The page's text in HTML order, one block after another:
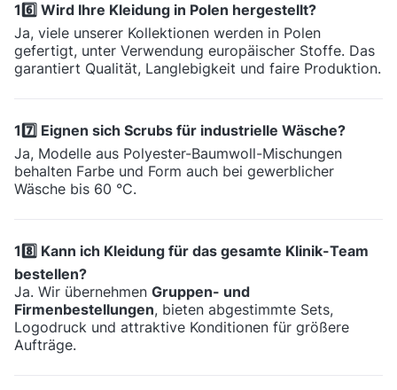
16️⃣ Wird Ihre Kleidung in Polen hergestellt?
Ja, viele unserer Kollektionen werden in Polen
gefertigt, unter Verwendung europäischer Stoffe. Das
garantiert Qualität, Langlebigkeit und faire Produktion.
17️⃣ Eignen sich Scrubs für industrielle Wäsche?
Ja, Modelle aus Polyester-Baumwoll-Mischungen
behalten Farbe und Form auch bei gewerblicher
Wäsche bis 60 °C.
18️⃣ Kann ich Kleidung für das gesamte Klinik-Team
bestellen?
Ja. Wir übernehmen Gruppen- und
Firmenbestellungen, bieten abgestimmte Sets,
Logodruck und attraktive Konditionen für größere
Aufträge.